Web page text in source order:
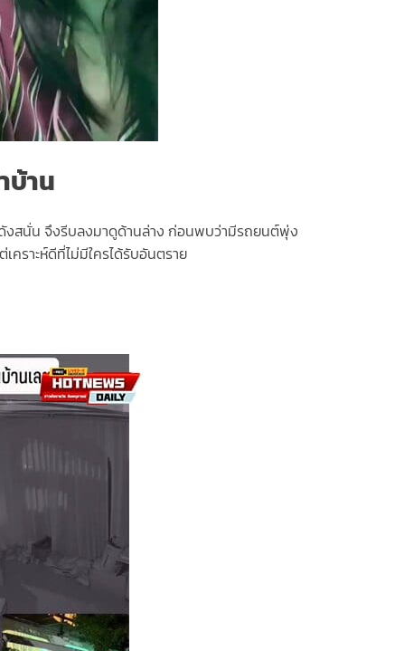
บ้าน
ดังสนั่น จึงรีบลงมาดูด้านล่าง ก่อนพบว่ามีรถยนต์พุ่ง
คราะห์ดีที่ไม่มีใครได้รับอันตราย